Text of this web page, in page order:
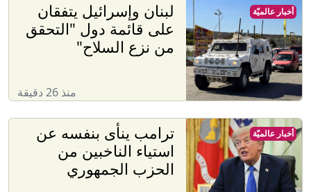
لبنان وإسرائيل يتفقان
على قائمة دول "التحقق
من نزع السلاح"
منذ 26 دقيقة
أخبار عالميّة
ترامب ينأى بنفسه عن
استياء الناخبين من
الحزب الجمهوري
أخبار عالميّة